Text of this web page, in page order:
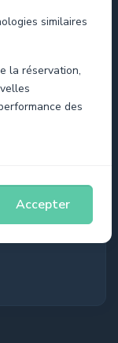
similaires
la réservation,
des
Accepter
individuelles
ayant
les
les
de